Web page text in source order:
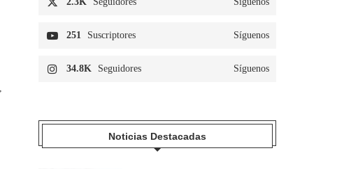
251 Suscriptores Síguenos
34.8K Seguidores Síguenos
Noticias Destacadas